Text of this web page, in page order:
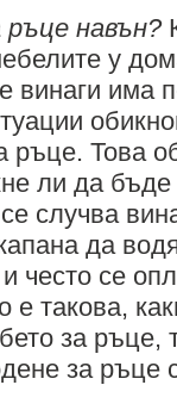
навън?
у
винаги има
ръце. Това
ли да
случва
да
често се
такова,
за
за